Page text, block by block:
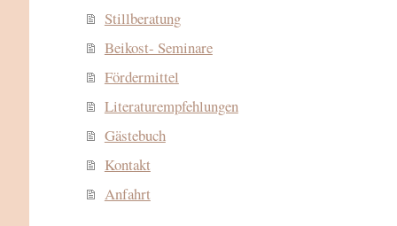
Stillberatung
Beikost- Seminare
Fördermittel
Literaturempfehlungen
Gästebuch
Kontakt
Anfahrt